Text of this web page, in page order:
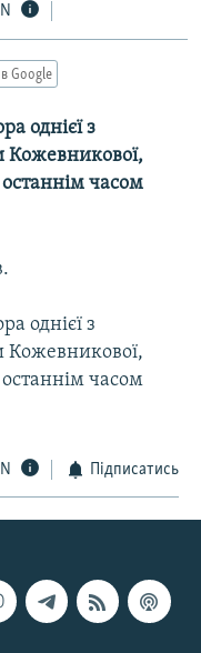
Google
однієї з
Кожевникової,
останнім часом
однієї з
Кожевникової,
останнім часом
Підписатись